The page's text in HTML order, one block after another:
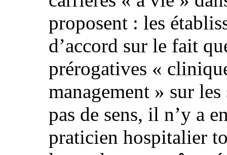
proposent : les
d’accord sur le fait
prérogatives «
management » sur
pas de sens, il n’y a
praticien hospitalier